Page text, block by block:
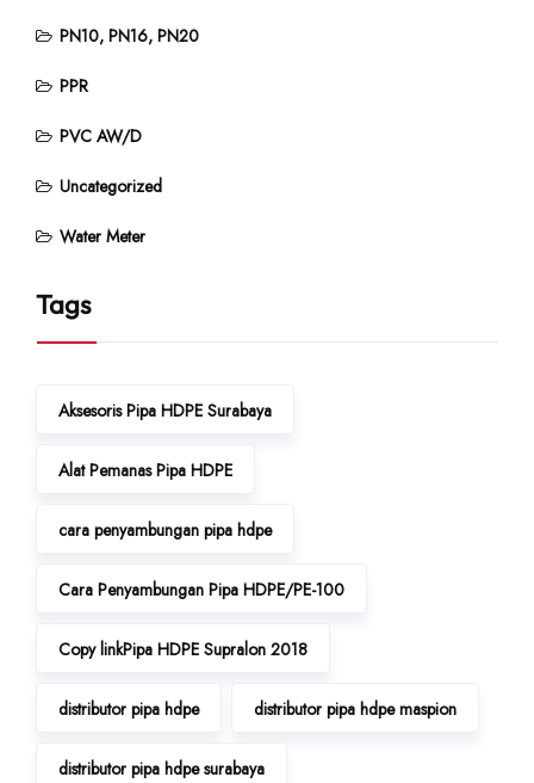
PN10, PN16, PN20
PPR
PVC AW/D
Uncategorized
Water Meter
Tags
Aksesoris Pipa HDPE Surabaya
Alat Pemanas Pipa HDPE
cara penyambungan pipa hdpe
Cara Penyambungan Pipa HDPE/PE-100
Copy linkPipa HDPE Supralon 2018
distributor pipa hdpe distributor pipa hdpe maspion
distributor pipa hdpe surabaya